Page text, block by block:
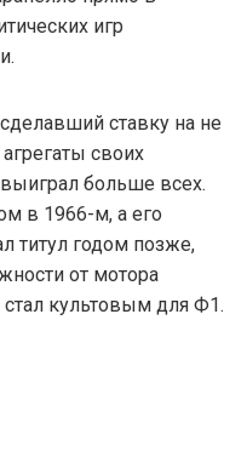
игр
ставку на не
своих
больше всех.
в 1966-м, а его
титул годом позже,
от мотора
культовым для Ф1.